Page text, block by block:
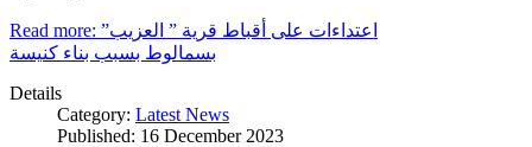
Read more: اعتداءات على أقباط قرية ” العزيب”
بسمالوط بسبب بناء كنيسة
Details
Category: Latest News
Published: 16 December 2023